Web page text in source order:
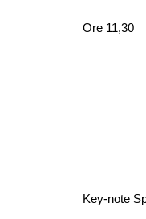
Ore 11,30
Key-note